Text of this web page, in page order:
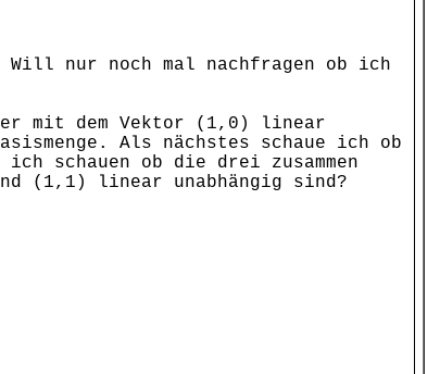
Will nur noch mal nachfragen ob ich
er mit dem Vektor (1,0) linear
Als nächstes schaue ich ob
schauen ob die drei zusammen
(1,1) linear unabhängig sind?